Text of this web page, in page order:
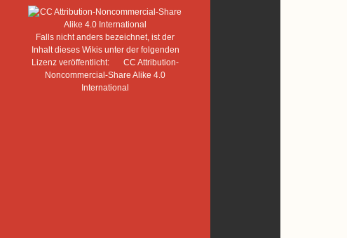
Falls nicht anders bezeichnet, ist der
Inhalt dieses Wikis unter der folgenden
Lizenz veröffentlicht:
CC Attribution-
Noncommercial-Share Alike 4.0
International